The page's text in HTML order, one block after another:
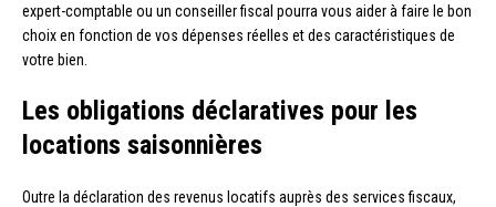
expert-comptable ou un conseiller fiscal pourra vous aider à faire le bon
choix en fonction de vos dépenses réelles et des caractéristiques de
votre bien.
Les obligations déclaratives pour les
locations saisonnières
Outre la déclaration des revenus locatifs auprès des services fiscaux,